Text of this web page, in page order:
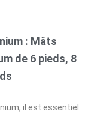
: Mâts
de 6 pieds, 8
il est essentiel